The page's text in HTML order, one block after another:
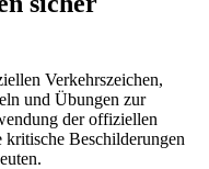
Verkehrszeichen,
und Übungen zur
der offiziellen
kritische Beschilderungen